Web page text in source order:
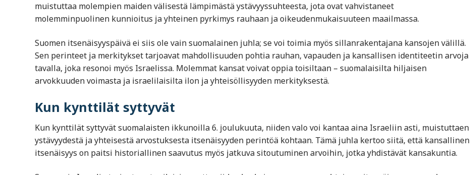
muistuttaa molempien maiden välisestä lämpimästä ystävyyssuhteesta, jota ovat vahvistaneet
molemminpuolinen kunnioitus ja yhteinen pyrkimys rauhaan ja oikeudenmukaisuuteen maailmassa.
Suomen itsenäisyyspäivä ei siis ole vain suomalainen juhla; se voi toimia myös sillanrakentajana kansojen välillä.
Sen perinteet ja merkitykset tarjoavat mahdollisuuden pohtia rauhan, vapauden ja kansallisen identiteetin arvoja
tavalla, joka resonoi myös Israelissa. Molemmat kansat voivat oppia toisiltaan – suomalaisilta hiljaisen
arvokkuuden voimasta ja israelilaisilta ilon ja yhteisöllisyyden merkityksestä.
Kun kynttilät syttyvät
Kun kynttilät syttyvät suomalaisten ikkunoilla 6. joulukuuta, niiden valo voi kantaa aina Israeliin asti, muistuttaen
ystävyydestä ja yhteisestä arvostuksesta itsenäisyyden perintöä kohtaan. Tämä juhla kertoo siitä, että kansallinen
itsenäisyys on paitsi historiallinen saavutus myös jatkuva sitoutuminen arvoihin, jotka yhdistävät kansakuntia.